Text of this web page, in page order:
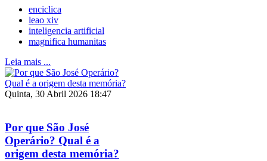
enciclica
leao xiv
inteligencia artificial
magnifica humanitas
Leia mais ...
Quinta, 30 Abril 2026 18:47
Por que São José
Operário? Qual é a
origem desta memória?